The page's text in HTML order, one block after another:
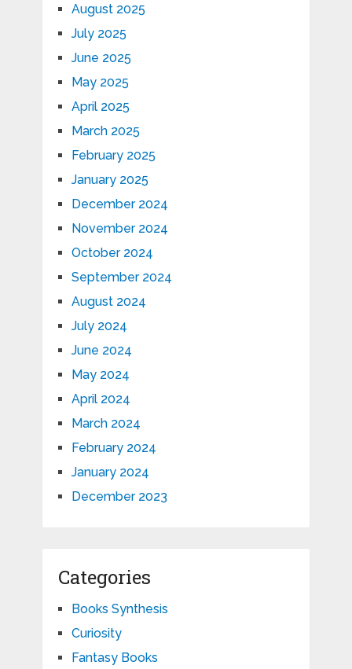
August 2025
July 2025
June 2025
May 2025
April 2025
March 2025
February 2025
January 2025
December 2024
November 2024
October 2024
September 2024
August 2024
July 2024
June 2024
May 2024
April 2024
March 2024
February 2024
January 2024
December 2023
Categories
Books Synthesis
Curiosity
Fantasy Books